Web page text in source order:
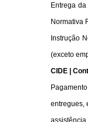
Entrega
Normativa
Instrução
(exceto
CIDE |
entregues,